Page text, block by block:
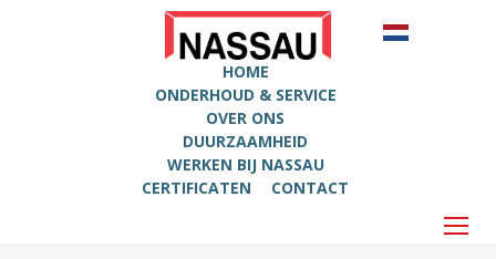
HOME
ONDERHOUD & SERVICE
OVER ONS
DUURZAAMHEID
WERKEN BIJ NASSAU
CERTIFICATEN
CONTACT